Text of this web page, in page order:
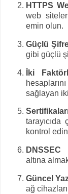
HTTPS
web
emin olun.
Güçlü
gibi güçlü
İki
sağlayan
tarayıcıda
kontrol
DNSSEC
altına
Güncel
ağ